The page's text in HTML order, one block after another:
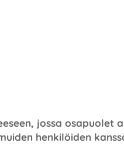
jossa osapuolet
henkilöiden